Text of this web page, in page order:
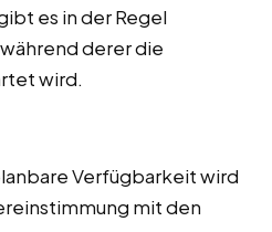
es in der Regel
derer die
wird.
Verfügbarkeit wird
mit den